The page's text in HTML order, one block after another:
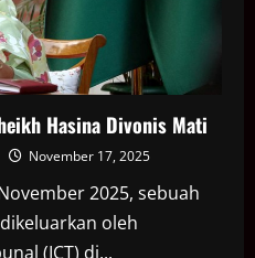
Hasina Divonis Mati
November 17, 2025
2025, sebuah
oleh
(ICT) di...